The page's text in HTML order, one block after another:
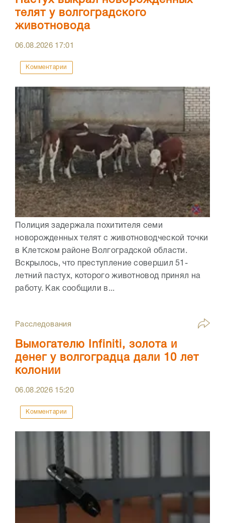
телят у волгоградского
животновода
06.08.2026 17:01
Комментарии
Полиция задержала похитителя семи
новорожденных телят с животноводческой точки
в Клетском районе Волгоградской области.
Вскрылось, что преступление совершил 51-
летний пастух, которого животновод принял на
работу. Как сообщили в...
Расследования
Вымогателю Infiniti, золота и
денег у волгоградца дали 10 лет
колонии
06.08.2026 15:20
Комментарии